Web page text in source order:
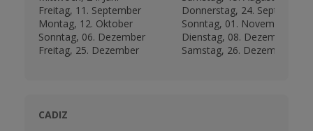
Freitag, 11. September
Donnerstag, 24. September
Montag, 12. Oktober
Sonntag, 01. November
Sonntag, 06. Dezember
Dienstag, 08. Dezember
Freitag, 25. Dezember
Samstag, 26. Dezember
CADIZ